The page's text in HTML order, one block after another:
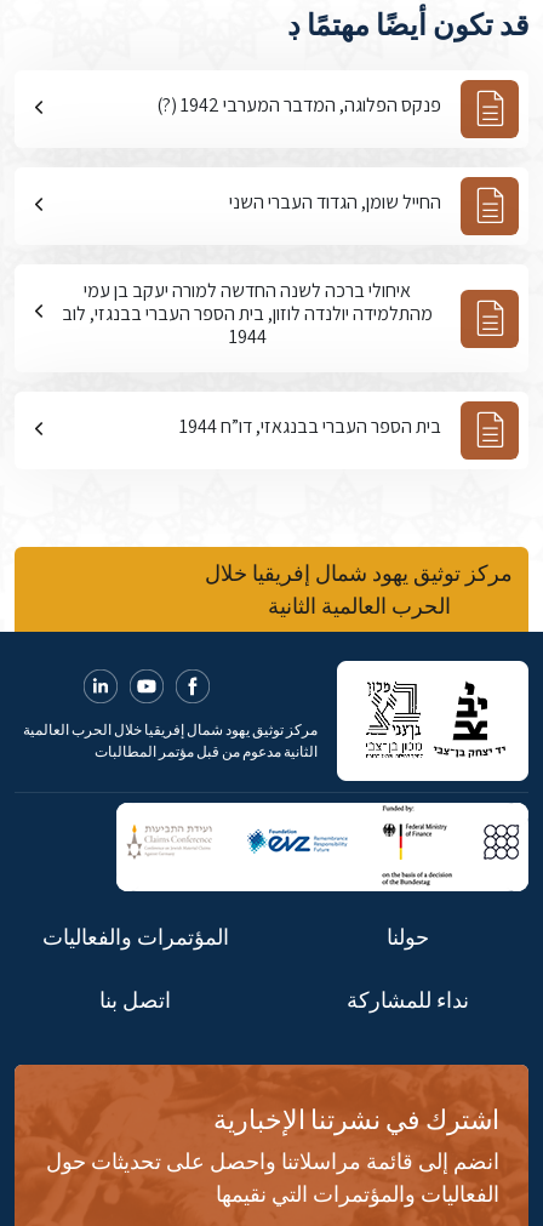
قد تكون أيضًا مهتمًا ڊ
פנקס הפלוגה, המדבר המערבי 1942 (?)
החייל שומן, הגדוד העברי השני
איחולי ברכה לשנה החדשה למורה יעקב בן עמי
מהתלמידה יולנדה לוזון, בית הספר העברי בבנגזי, לוב
1944
בית הספר העברי בבנגאזי, דו”ח 1944
مركز توثيق يهود شمال إفريقيا خلال
الحرب العالمية الثانية
مركز توثيق يهود شمال إفريقيا خلال الحرب العالمية
الثانية مدعوم من قبل مؤتمر المطالبات
حولنا المؤتمرات والفعاليات
نداء للمشاركة اتصل بنا
اشترك في نشرتنا الإخبارية
انضم إلى قائمة مراسلاتنا واحصل على تحديثات حول
الفعاليات والمؤتمرات التي نقيمها